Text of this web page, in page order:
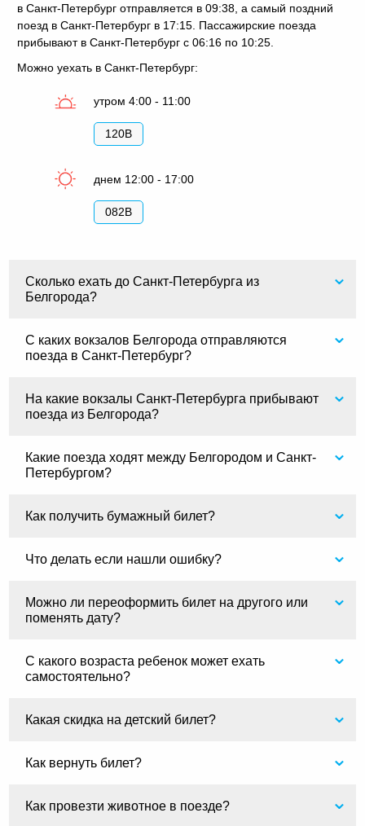
в Санкт-Петербург отправляется в 09:38, а самый поздний
поезд в Санкт-Петербург в 17:15. Пассажирские поезда
прибывают в Санкт-Петербург с 06:16 по 10:25.
Можно уехать в Санкт-Петербург:
утром 4:00 - 11:00
120В
днем 12:00 - 17:00
082В
Сколько ехать до Санкт-Петербурга из
Белгорода?
С каких вокзалов Белгорода отправляются
поезда в Санкт-Петербург?
На какие вокзалы Санкт-Петербурга прибывают
поезда из Белгорода?
Какие поезда ходят между Белгородом и Санкт-
Петербургом?
Как получить бумажный билет?
Что делать если нашли ошибку?
Можно ли переоформить билет на другого или
поменять дату?
С какого возраста ребенок может ехать
самостоятельно?
Какая скидка на детский билет?
Как вернуть билет?
Как провезти животное в поезде?